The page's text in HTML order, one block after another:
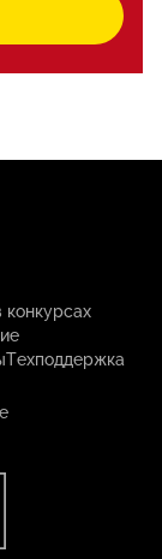
конкурсах
Техподдержка